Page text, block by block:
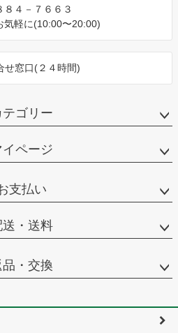
８４－７６６３
気軽に(10:00〜20:00)
せ窓口(２４時間)
テゴリー
イページ
支払い
送・送料
品・交換